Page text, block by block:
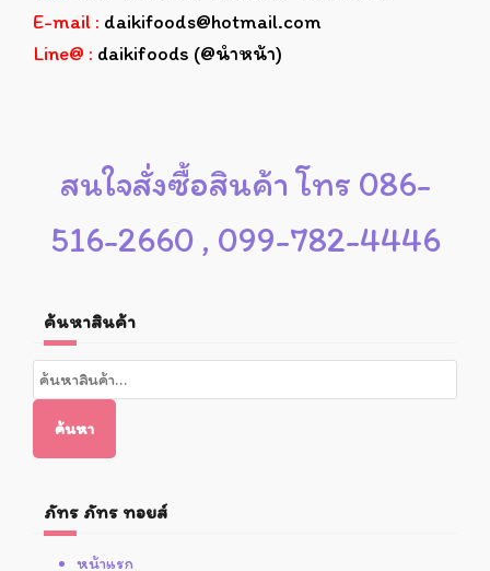
E-mail : daikifoods@hotmail.com
Line@ : daikifoods (@นำหน้า)
สนใจสั่งซื้อสินค้า โทร 086-
516-2660 , 099-782-4446
ค้นหาสินค้า
ค้นหา:
ค้นหา
ภัทร ภัทร ทอยส์
หน้าแรก